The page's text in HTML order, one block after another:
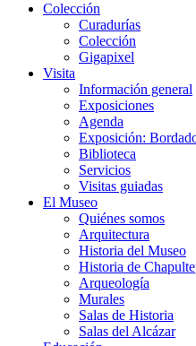
Colección
Curadurías
Colección
Gigapixel
Visita
Información general
Exposiciones
Agenda
Exposición:
Biblioteca
Servicios
Visitas guiadas
El Museo
Quiénes somos
Arquitectura
Historia del Museo
Historia de
Arqueología
Murales
Salas de Historia
Salas del Alcázar